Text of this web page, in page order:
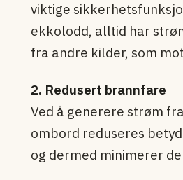
viktige
ekkolodd, alltid har
fra andre kilder, som
2. Redusert brannfare
Ved å generere strøm
ombord reduseres
og dermed minimerer